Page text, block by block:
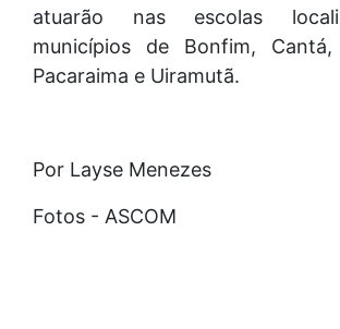
atuarão nas escolas
municípios de Bonfim, Cantá,
Pacaraima e Uiramutã.
Por Layse Menezes
Fotos - ASCOM